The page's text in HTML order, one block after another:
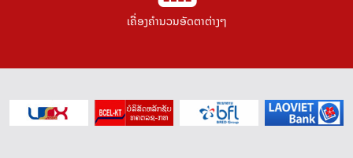
ເຄື່ອງຄຳນວນອັດຕາຕ່າງໆ